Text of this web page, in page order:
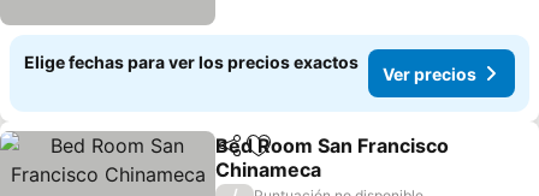
Elige fechas para ver los precios exactos
Ver precios
CompartirAgregar a favoritos
Bed Room San Francisco
Chinameca